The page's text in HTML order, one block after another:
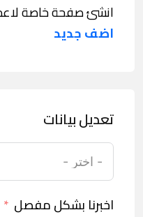
انشئ صفحة خاصة
اضف جديد
تعديل بيانات
اخبرنا بشكل مفصل